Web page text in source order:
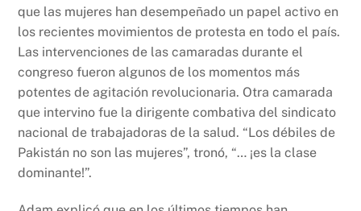
que las mujeres han desempeñado un papel activo en
los recientes movimientos de protesta en todo el país.
Las intervenciones de las camaradas durante el
congreso fueron algunos de los momentos más
potentes de agitación revolucionaria. Otra camarada
que intervino fue la dirigente combativa del sindicato
nacional de trabajadoras de la salud. “Los débiles de
Pakistán no son las mujeres”, tronó, “… ¡es la clase
dominante!”.